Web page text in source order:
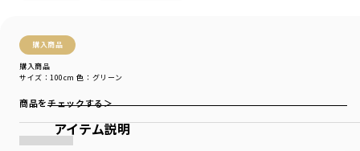
購入商品
購入商品
サイズ：100cm 色：グリーン
商品をチェックする＞
アイテム説明